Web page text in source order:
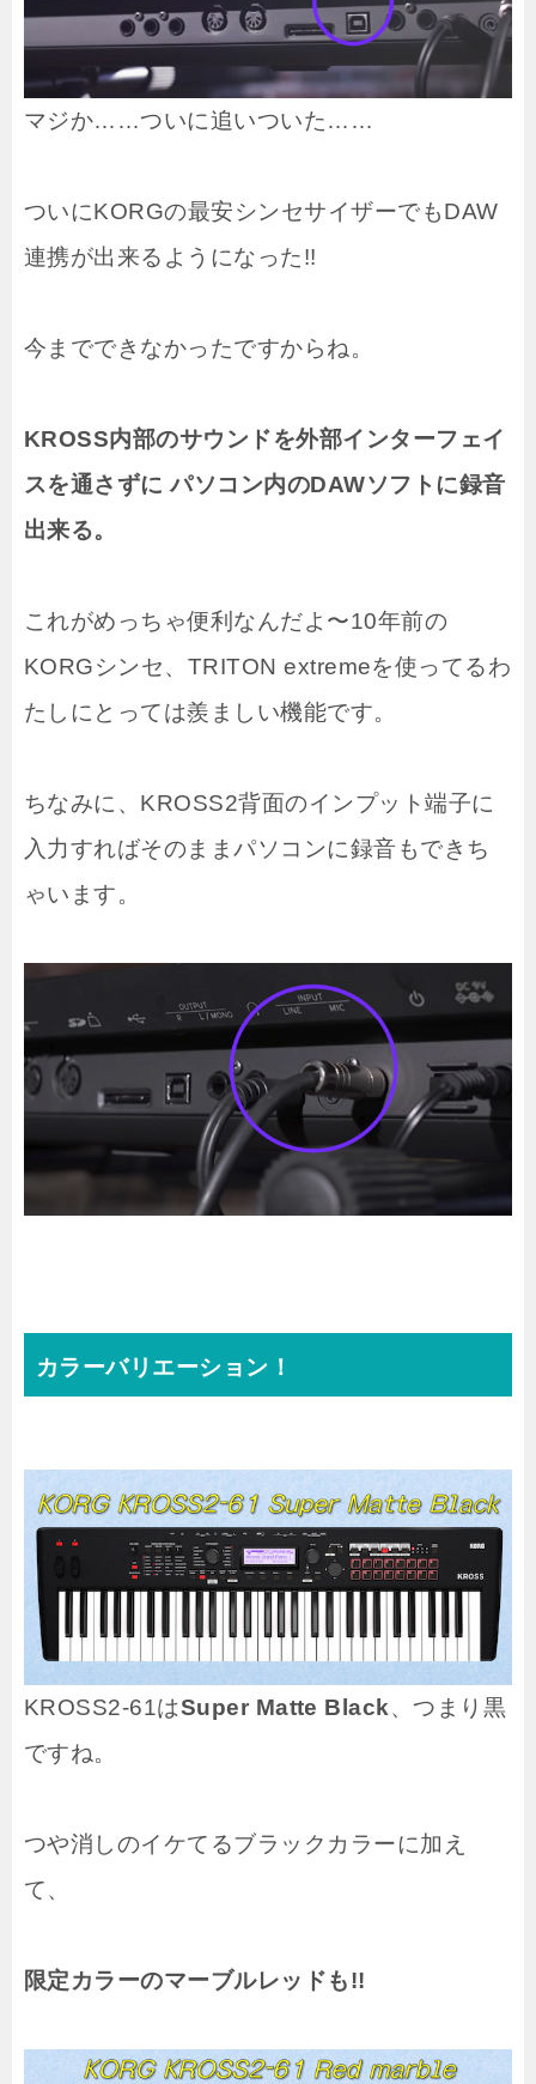
マジか……ついに追いついた……
ついにKORGの最安シンセサイザーでもDAW
連携が出来るようになった!!
今までできなかったですからね。
KROSS内部のサウンドを外部インターフェイ
スを通さずに パソコン内のDAWソフトに録音
出来る。
これがめっちゃ便利なんだよ〜10年前の
KORGシンセ、TRITON extremeを使ってるわ
たしにとっては羨ましい機能です。
ちなみに、KROSS2背面のインプット端子に
入力すればそのままパソコンに録音もできち
ゃいます。
カラーバリエーション！
KROSS2-61はSuper Matte Black、つまり黒
ですね。
つや消しのイケてるブラックカラーに加え
て、
限定カラーのマーブルレッドも!!